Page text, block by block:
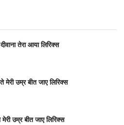
तेरा आया लिरिक्स
मेरी उम्र बीत जाए लिरिक्स
उम्र बीत जाए लिरिक्स